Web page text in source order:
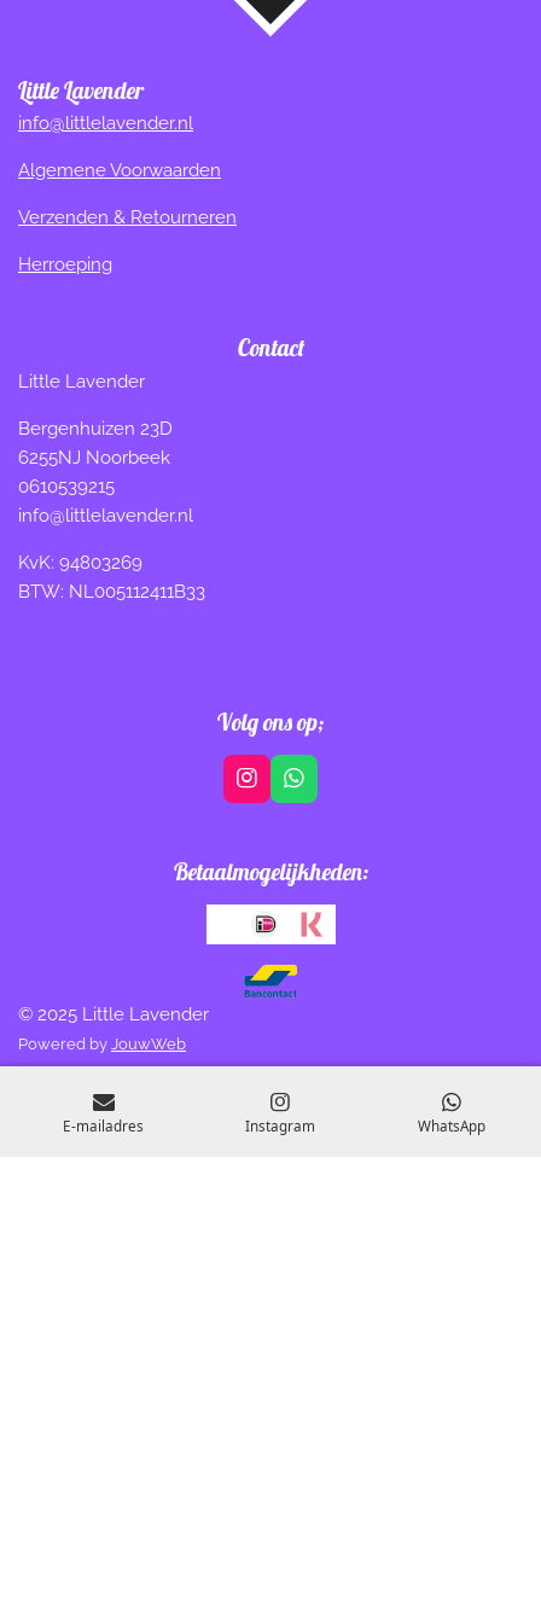
Little Lavender
info@littlelavender.nl
Algemene Voorwaarden
Verzenden & Retourneren
Herroeping
Contact
Little Lavender
Bergenhuizen 23D
6255NJ Noorbeek
0610539215
info@littlelavender.nl
KvK: 94803269
BTW: NL005112411B33
Volg ons op;
I
n
a
a
W
h
s
p
p
Betaalmogelijkheden:
© 2025 Little Lavender
Powered by JouwWeb
E-mailadres Instagram WhatsApp